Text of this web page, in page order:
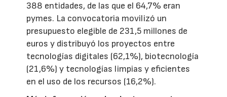
388 entidades, de las que el 64,7% eran
pymes. La convocatoria movilizó un
presupuesto elegible de 231,5 millones de
euros y distribuyó los proyectos entre
tecnologías digitales (62,1%), biotecnología
(21,6%) y tecnologías limpias y eficientes
en el uso de los recursos (16,2%).